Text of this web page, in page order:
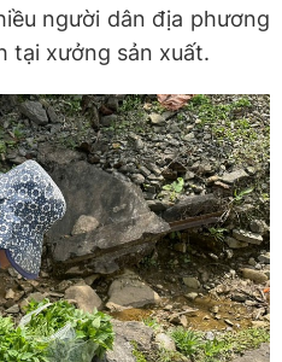
người dân địa phương
tại xưởng sản xuất.